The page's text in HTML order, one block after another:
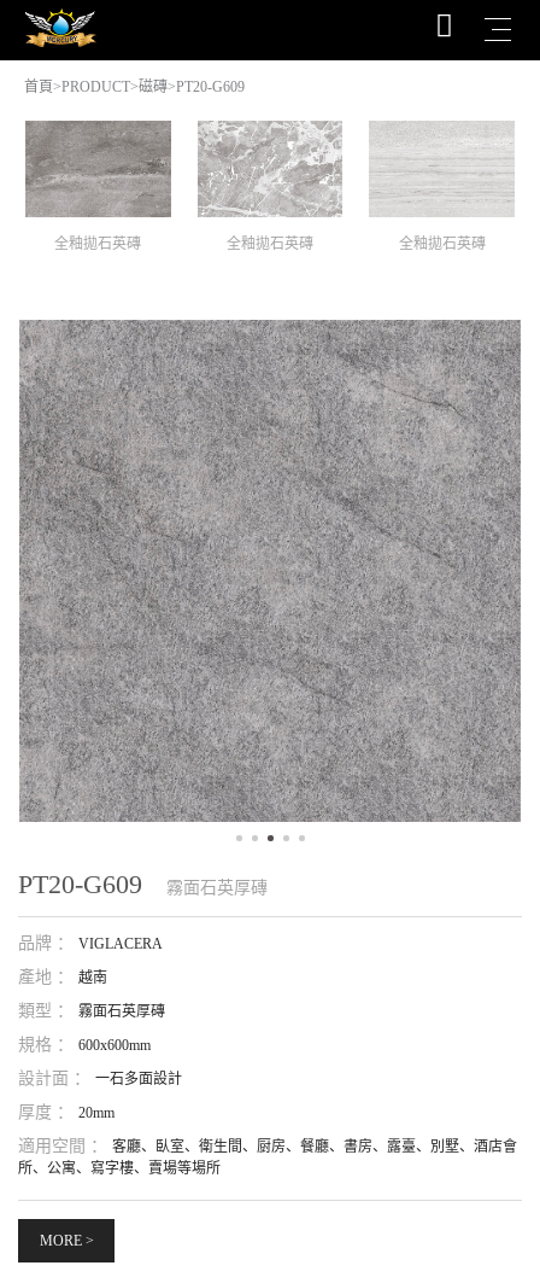
首頁>PRODUCT>磁磚>PT20-G609
全釉拋石英磚 全釉拋石英磚 全釉拋石英磚
PT20-G609 霧面石英厚磚
品牌 ： VIGLACERA
產地 ： 越南
類型 ： 霧面石英厚磚
規格 ： 600x600mm
設計面 ： 一石多面設計
厚度 ： 20mm
適用空間 ：
客廳、臥室、衛生間、厨房、餐廳、書房、露臺、別墅、酒店會
所、公寓、寫字樓、賣場等場所
MORE >